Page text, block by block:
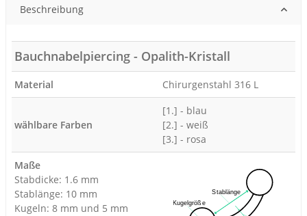
Beschreibung
Bauchnabelpiercing - Opalith-Kristall
Material Chirurgenstahl 316 L
wählbare Farben
[1.] - blau
[2.] - weiß
[3.] - rosa
Maße
Stabdicke: 1.6 mm
Stablänge: 10 mm
Kugeln: 8 mm und 5 mm